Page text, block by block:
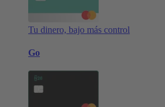
Tu dinero, bajo más control
Go